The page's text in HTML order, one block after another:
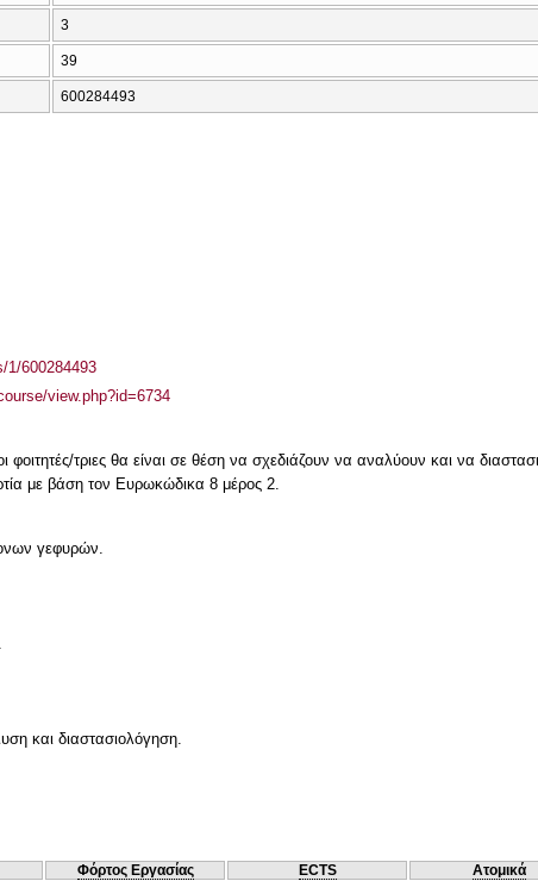
3
39
600284493
1/600284493
view.php?id=6734
τριες θα είναι σε θέση να σχεδιάζουν να αναλύουν και να
με βάση τον Ευρωκώδικα 8 μέρος 2.
γεφυρών.
και διαστασιολόγηση.
Φόρτος Εργασίας ECTS Ατομικά